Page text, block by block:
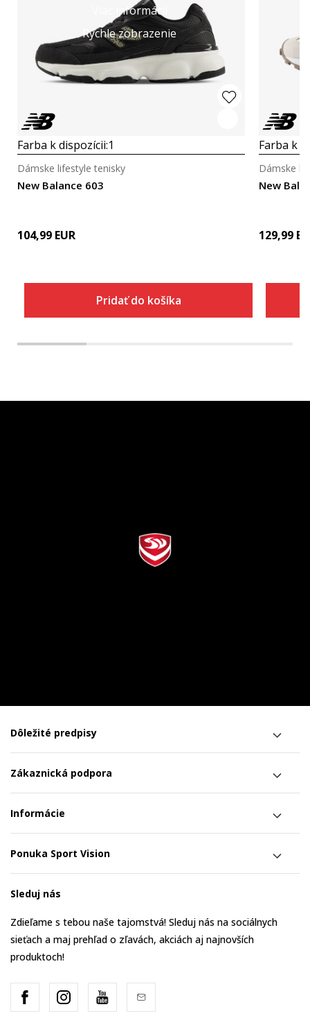
Viac informácií
Rýchle zobrazenie
Farba k dispozícii:1
New Balance 603
Dámske lifestyle tenisky
104,99 EUR
Pridať do košíka
Farba k
New
Dámske
129,99
Dôležité predpisy
Zákaznická podpora
Informácie
Ponuka Sport Vision
Sleduj nás
Zdieľame s tebou naše tajomstvá! Sleduj nás na sociálnych
sieťach a maj prehľad o zľavách, akciách aj najnovších
produktoch!